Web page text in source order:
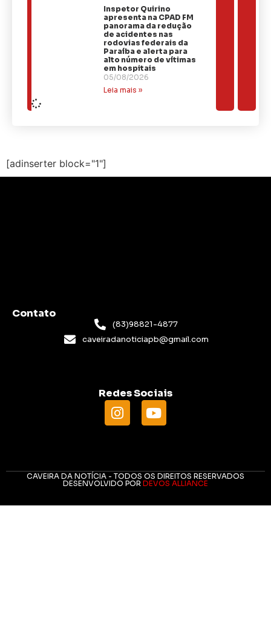
Inspetor Quirino
apresenta na CPAD FM
panorama da redução
de acidentes nas
rodovias federais da
Paraíba e alerta para
alto número de vítimas
em hospitais
05/08/2026
Leia mais »
[adinserter block="1"]
Contato
(83)98821-4877
caveiradanoticiapb@gmail.com
Redes Sociais
CAVEIRA DA NOTÍCIA - TODOS OS DIREITOS RESERVADOS
DESENVOLVIDO POR DEVOS ALLIANCE